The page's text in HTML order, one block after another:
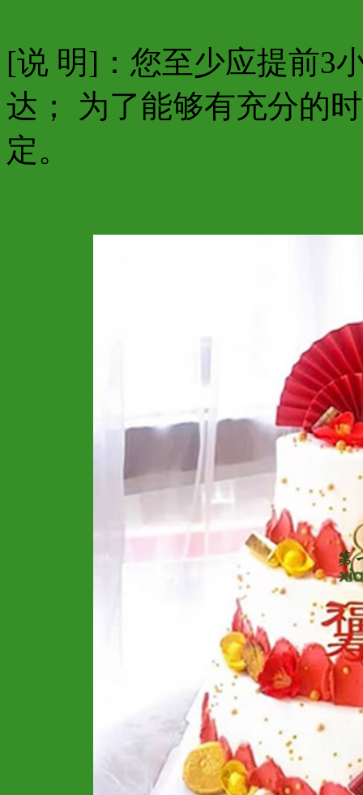
[说 明]：您至少应提前3
达； 为了能够有充分的
定。